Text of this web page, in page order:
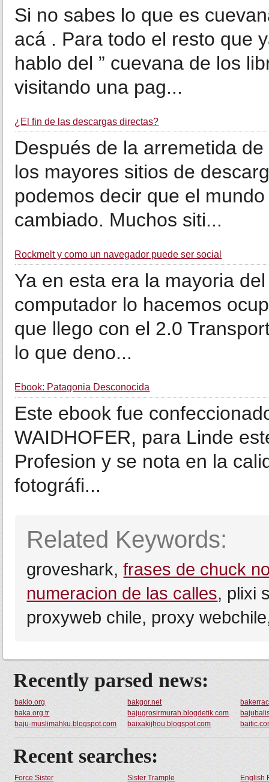
Si no sabes lo que es
acá . Para todo el resto que
hablo del ” cuevana de los
visitando una pag...
¿El fin de las descargas directas?
Después de la arremetida
los mayores sitios de
podemos decir que el
cambiado. Muchos siti...
Rockmelt y como un navegador puede ser social
Ya en esta era la mayoria
computador lo hacemos
que llego con el 2.0
lo que deno...
Ebook: Patagonia Desconocida
Este ebook fue
WAIDHOFER, para Linde
Profesion y se nota en la
fotográfi...
Related Keywords:
groveshark,frases de chuck
numeracion de las calles, plixi
proxyweb chile, proxy
Recently parsed news:
bakio.org bakgor.net
baka.org.tr
bajugrosirmurah.blogdetik.com
baju-muslimahku.blogspot.com
baixakijhou.blogspot.com
Recent searches:
Force Sister Sister Trample English